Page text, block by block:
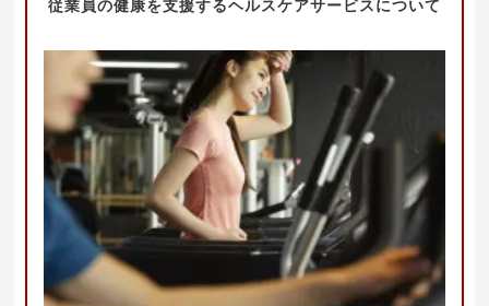
従業員の健康を支援するヘルスケアサービスについて